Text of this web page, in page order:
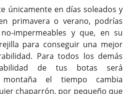
únicamente en días soleados y
primavera o verano, podrías
impermeables y que, en su
para conseguir una mejor
Para todos los demás
de tus botas será
montaña el tiempo cambia
chaparrón, por pequeño que